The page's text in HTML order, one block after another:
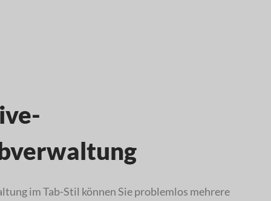
im Tab-Stil können Sie problemlos mehrere